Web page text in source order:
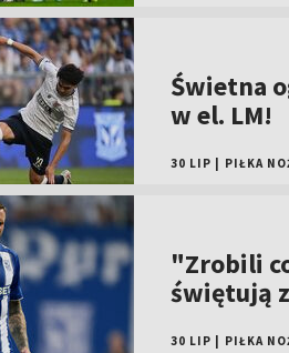
Świetna
w el. LM!
30 LIP PIŁKA
"Zrobili
świętują
30 LIP PIŁKA